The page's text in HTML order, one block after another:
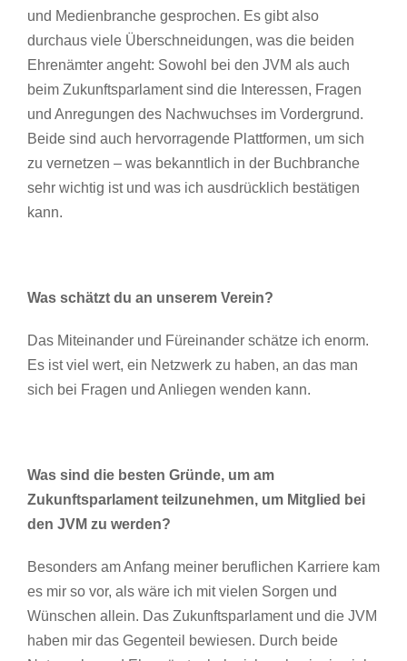
und Medienbranche gesprochen. Es gibt also
durchaus viele Überschneidungen, was die beiden
Ehrenämter angeht: Sowohl bei den JVM als auch
beim Zukunftsparlament sind die Interessen, Fragen
und Anregungen des Nachwuchses im Vordergrund.
Beide sind auch hervorragende Plattformen, um sich
zu vernetzen – was bekanntlich in der Buchbranche
sehr wichtig ist und was ich ausdrücklich bestätigen
kann.
Was schätzt du an unserem Verein?
Das Miteinander und Füreinander schätze ich enorm.
Es ist viel wert, ein Netzwerk zu haben, an das man
sich bei Fragen und Anliegen wenden kann.
Was sind die besten Gründe, um am
Zukunftsparlament teilzunehmen, um Mitglied bei
den JVM zu werden?
Besonders am Anfang meiner beruflichen Karriere kam
es mir so vor, als wäre ich mit vielen Sorgen und
Wünschen allein. Das Zukunftsparlament und die JVM
haben mir das Gegenteil bewiesen. Durch beide